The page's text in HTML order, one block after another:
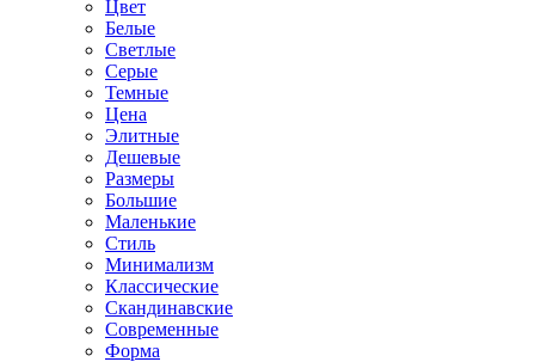
Цвет
Белые
Светлые
Серые
Темные
Цена
Элитные
Дешевые
Размеры
Большие
Маленькие
Стиль
Минимализм
Классические
Скандинавские
Современные
Форма